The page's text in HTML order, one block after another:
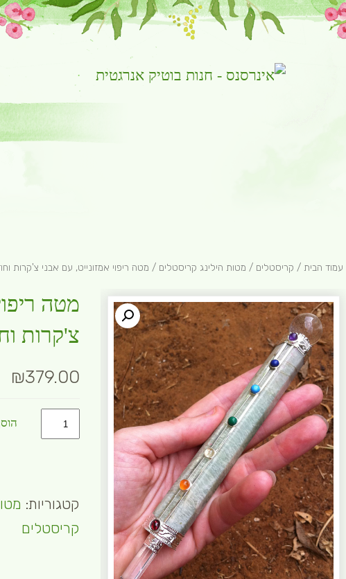
עמוד הבית / קריסטלים / מטות הילינג קריסטלים / מטה ריפוי אמזונייט, עם אבני צ'קרות
מטה
צ'קרות
₪379.00
כמות
קטגוריות:
קריסטלים